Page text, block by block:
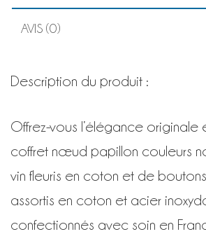
AVIS (0)
Description du produit :
Offrez-vous l’élégance originale
coffret nœud papillon couleurs
vin fleuris en coton et de
assortis en coton et acier
confectionnés avec soin en